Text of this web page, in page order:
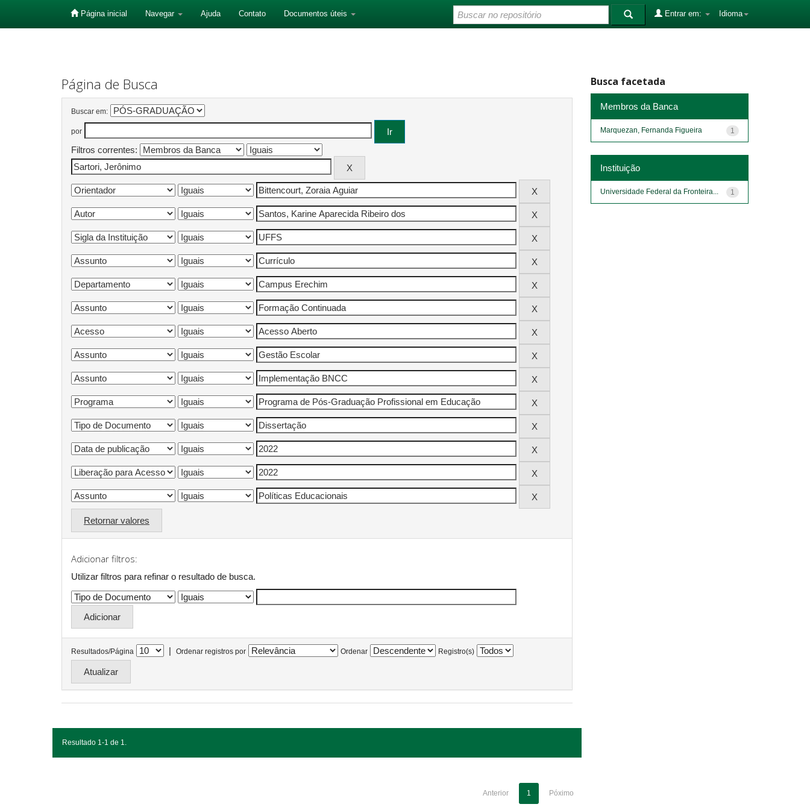
Página inicial Navegar Ajuda Contato Documentos úteis Idioma
Entrar em:
Página de Busca
Buscar em:
por
Filtros correntes:
Retornar valores
Adicionar filtros:
Utilizar filtros para refinar o resultado de busca.
Resultados/Página | Ordenar registros por Ordenar Registro(s)
Resultado 1-1 de 1.
Anterior 1 Póximo
Busca facetada
Membros da Banca
1
Marquezan, Fernanda Figueira
Instituição
1
Universidade Federal da Fronteira...